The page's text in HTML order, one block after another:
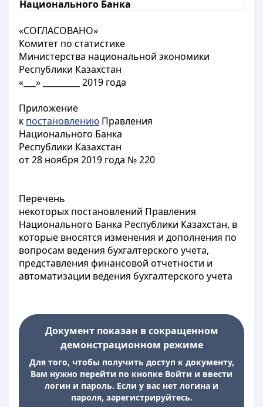
Национального Банка
«СОГЛАСОВАНО»
Комитет по статистике
Министерства национальной экономики
Республики Казахстан
«___» _________ 2019 года
Приложение
к постановлению Правления
Национального Банка
Республики Казахстан
от 28 ноября 2019 года № 220
Перечень
некоторых постановлений Правления
Национального Банка Республики Казахстан, в
которые вносятся изменения и дополнения по
вопросам ведения бухгалтерского учета,
представления финансовой отчетности и
автоматизации ведения бухгалтерского учета
Документ показан в сокращенном
демонстрационном режиме
Для того, чтобы получить доступ к документу,
Вам нужно перейти по кнопке Войти и ввести
логин и пароль. Если у вас нет логина и
пароля, зарегистрируйтесь.